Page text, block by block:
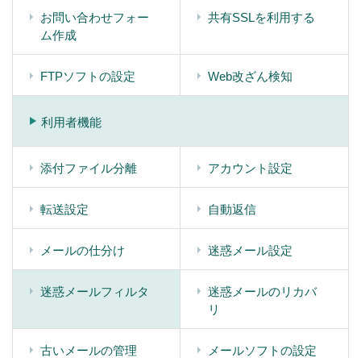
お問い合わせフォー
ム作成
共有SSLを利用する
FTPソフトの設定 Web改ざん検知
利用者機能
添付ファイル分離 アカウント設定
転送設定 自動返信
メールの仕分け 迷惑メール設定
迷惑メールフィルタ
迷惑メールのリカバ
リ
古いメールの管理 メールソフトの設定